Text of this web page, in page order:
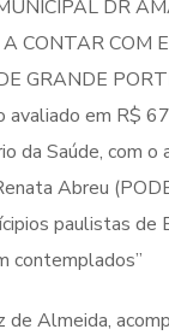
DR
CONTAR COM
GRANDE
avaliado em R$
da Saúde, com o
Abreu
paulistas de
contemplados”
Almeida,